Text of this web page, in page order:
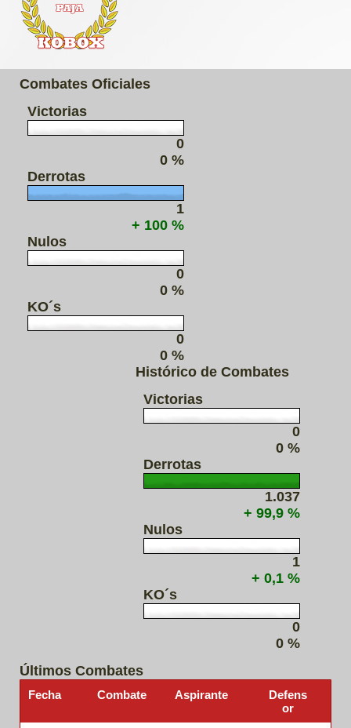
Combates Oficiales
Victorias
0
0 %
Derrotas
1
+ 100 %
Nulos
0
0 %
KO´s
0
0 %
Histórico de Combates
Victorias
0
0 %
Derrotas
1.037
+ 99,9 %
Nulos
1
+ 0,1 %
KO´s
0
0 %
Últimos Combates
Fecha Combate Aspirante
Defens
or